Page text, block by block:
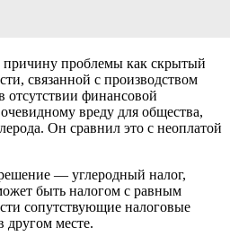
проблемы как скрытый
связанной с производством
отсутствии финансовой
вреду для общества,
Он сравнил это с неоплатой
— углеродный налог,
быть налогом с равным
сопутствующие налоговые
другом месте.